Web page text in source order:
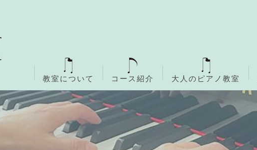
教室について コース紹介
無料体験レッスン
ご入会までの流れ
大人のピアノ教室